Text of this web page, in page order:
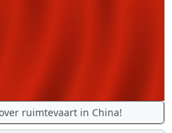
ruimtevaart in China!